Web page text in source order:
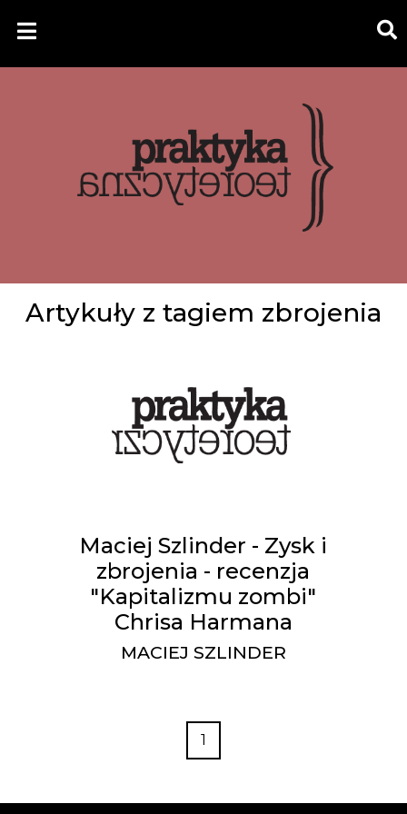
Artykuły z tagiem zbrojenia
Maciej Szlinder - Zysk i
zbrojenia - recenzja
"Kapitalizmu zombi"
Chrisa Harmana
MACIEJ SZLINDER
1